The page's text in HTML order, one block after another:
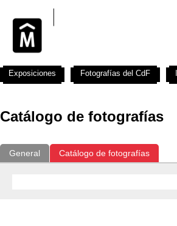
Catálogo de fotografías
General Catálogo de fotografías
Exposiciones Fotografías del CdF